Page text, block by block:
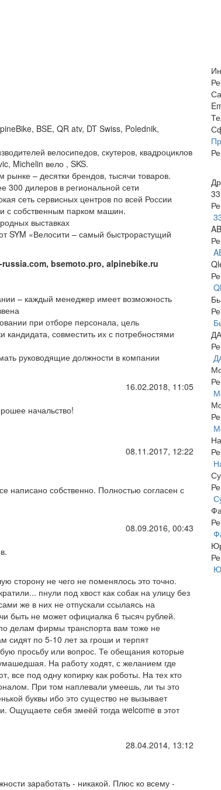
BSE, QR atv, DT Swiss, Polednik,
велосипедов, скутеров, квадроциклов
Michelin вело , SKS.
– десятки брендов, тысячи товаров.
300 дилеров в региональной сети
сеть сервисных центров по всей России
с собственным парком машин.
выставках
SYM «Велосити – самый быстрорастущий
bsemoto.pro, alpinebike.ru
– каждый менеджер имеет возможность
при отборе персонала, цель
совместить их с потребностями
руководящие должности в компании
16.02.2018, 11:05
начальство!
08.11.2017, 12:22
написано собственно. Полностью согласен с
08.09.2016, 00:43
сторону не чего не поменялось это точно.
пнули под хвост как собак на улицу без
же в них не отпускали ссылаясь на
быть не может официалка 6 тысяч рублей.
делам фирмы транспорта вам тоже не
сидят по 5-10 лет за гроши и терпят
просьбу или вопрос. Те обещания которые
На работу ходят, с желанием где
все под одну копирку как роботы. На тех кто
При том наплевали умеешь, ли ты это
буквы ибо это существо не вызывает
Ощущаете себя змеёй тогда welcome в этот
28.04.2014, 13:12
заработать - никакой. Плюс ко всему -